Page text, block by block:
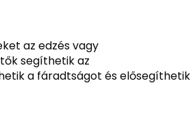
az edzés vagy
segíthetik az
a fáradtságot és elősegíthetik